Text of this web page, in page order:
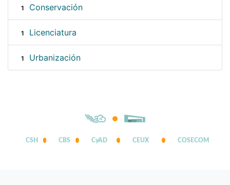
1 Conservación
1 Licenciatura
1 Urbanización
CSH CBS CyAD CEUX COSECOM